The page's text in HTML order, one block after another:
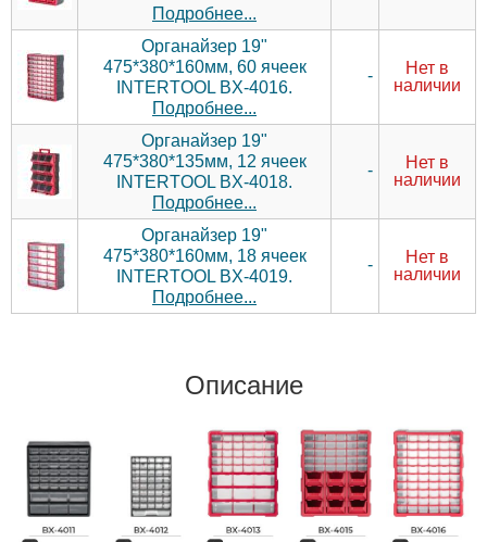
Подробнее...
Органайзер 19"
475*380*160мм, 60 ячеек
INTERTOOL BX-4016.
Подробнее...
-
Нет в
наличии
Органайзер 19"
475*380*135мм, 12 ячеек
INTERTOOL BX-4018.
Подробнее...
-
Нет в
наличии
Органайзер 19"
475*380*160мм, 18 ячеек
INTERTOOL BX-4019.
Подробнее...
-
Нет в
наличии
Описание